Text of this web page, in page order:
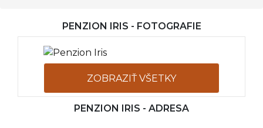
PENZION IRIS - FOTOGRAFIE
ZOBRAZIŤ VŠETKY
FOTOGRAFIE
PENZION IRIS - ADRESA